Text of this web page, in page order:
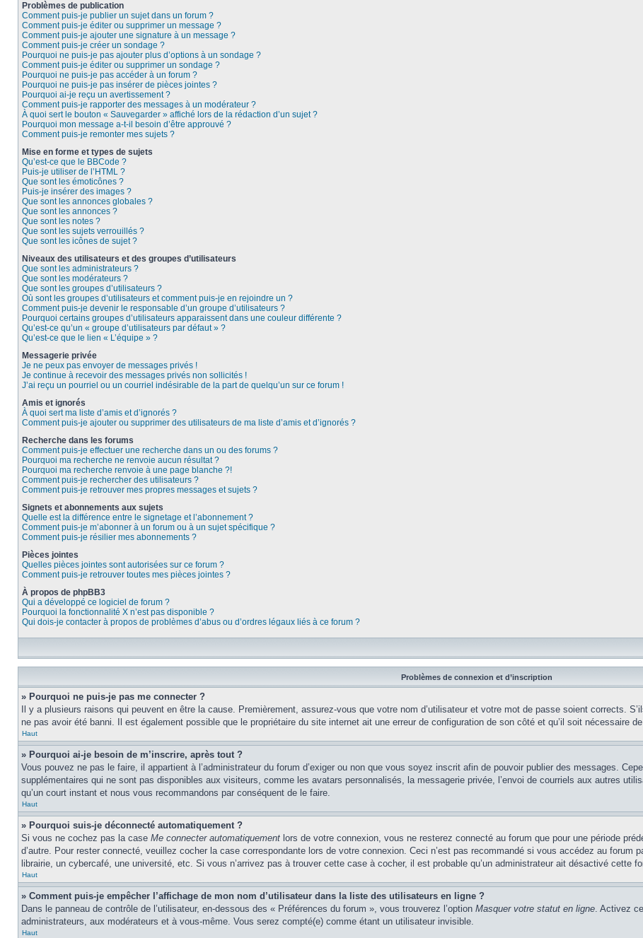
Problèmes de publication
Comment puis-je publier un sujet dans un forum ?
Comment puis-je éditer ou supprimer un message ?
Comment puis-je ajouter une signature à un message ?
Comment puis-je créer un sondage ?
Pourquoi ne puis-je pas ajouter plus d’options à un sondage ?
Comment puis-je éditer ou supprimer un sondage ?
Pourquoi ne puis-je pas accéder à un forum ?
Pourquoi ne puis-je pas insérer de pièces jointes ?
Pourquoi ai-je reçu un avertissement ?
Comment puis-je rapporter des messages à un modérateur ?
À quoi sert le bouton « Sauvegarder » affiché lors de la rédaction d’un sujet ?
Pourquoi mon message a-t-il besoin d’être approuvé ?
Comment puis-je remonter mes sujets ?
Mise en forme et types de sujets
Qu’est-ce que le BBCode ?
Puis-je utiliser de l’HTML ?
Que sont les émoticônes ?
Puis-je insérer des images ?
Que sont les annonces globales ?
Que sont les annonces ?
Que sont les notes ?
Que sont les sujets verrouillés ?
Que sont les icônes de sujet ?
Niveaux des utilisateurs et des groupes d’utilisateurs
Que sont les administrateurs ?
Que sont les modérateurs ?
Que sont les groupes d’utilisateurs ?
Où sont les groupes d’utilisateurs et comment puis-je en rejoindre un ?
Comment puis-je devenir le responsable d’un groupe d’utilisateurs ?
Pourquoi certains groupes d’utilisateurs apparaissent dans une couleur différente ?
Qu’est-ce qu’un « groupe d’utilisateurs par défaut » ?
Qu’est-ce que le lien « L’équipe » ?
Messagerie privée
Je ne peux pas envoyer de messages privés !
Je continue à recevoir des messages privés non sollicités !
J’ai reçu un pourriel ou un courriel indésirable de la part de quelqu’un sur ce forum !
Amis et ignorés
À quoi sert ma liste d’amis et d’ignorés ?
Comment puis-je ajouter ou supprimer des utilisateurs de ma liste d’amis et d’ignorés ?
Recherche dans les forums
Comment puis-je effectuer une recherche dans un ou des forums ?
Pourquoi ma recherche ne renvoie aucun résultat ?
Pourquoi ma recherche renvoie à une page blanche ?!
Comment puis-je rechercher des utilisateurs ?
Comment puis-je retrouver mes propres messages et sujets ?
Signets et abonnements aux sujets
Quelle est la différence entre le signetage et l’abonnement ?
Comment puis-je m’abonner à un forum ou à un sujet spécifique ?
Comment puis-je résilier mes abonnements ?
Pièces jointes
Quelles pièces jointes sont autorisées sur ce forum ?
Comment puis-je retrouver toutes mes pièces jointes ?
À propos de phpBB3
Qui a développé ce logiciel de forum ?
Pourquoi la fonctionnalité X n’est pas disponible ?
Qui dois-je contacter à propos de problèmes d’abus ou d’ordres légaux liés à ce forum ?
Problèmes de connexion et d’inscription
» Pourquoi ne puis-je pas me connecter ?
Il y a plusieurs raisons qui peuvent en être la cause. Premièrement, assurez-vous que votre nom d’utilisateur et votre mot de passe soient corrects.
ne pas avoir été banni. Il est également possible que le propriétaire du site internet ait une erreur de configuration de son côté et qu’il soit nécessaire
Haut
» Pourquoi ai-je besoin de m’inscrire, après tout ?
Vous pouvez ne pas le faire, il appartient à l’administrateur du forum d’exiger ou non que vous soyez inscrit afin de pouvoir publier des messages.
supplémentaires qui ne sont pas disponibles aux visiteurs, comme les avatars personnalisés, la messagerie privée, l’envoi de courriels aux autres
qu’un court instant et nous vous recommandons par conséquent de le faire.
Haut
» Pourquoi suis-je déconnecté automatiquement ?
Si vous ne cochez pas la case Me connecter automatiquement lors de votre connexion, vous ne resterez connecté au forum que pour une période
d’autre. Pour rester connecté, veuillez cocher la case correspondante lors de votre connexion. Ceci n’est pas recommandé si vous accédez au forum
librairie, un cybercafé, une université, etc. Si vous n’arrivez pas à trouver cette case à cocher, il est probable qu’un administrateur ait désactivé cette
Haut
» Comment puis-je empêcher l’affichage de mon nom d’utilisateur dans la liste des utilisateurs en ligne ?
Dans le panneau de contrôle de l’utilisateur, en-dessous des « Préférences du forum », vous trouverez l’option Masquer votre statut en ligne. Activez
administrateurs, aux modérateurs et à vous-même. Vous serez compté(e) comme étant un utilisateur invisible.
Haut